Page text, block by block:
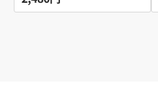
本革 小銭入れ 大容量 カード